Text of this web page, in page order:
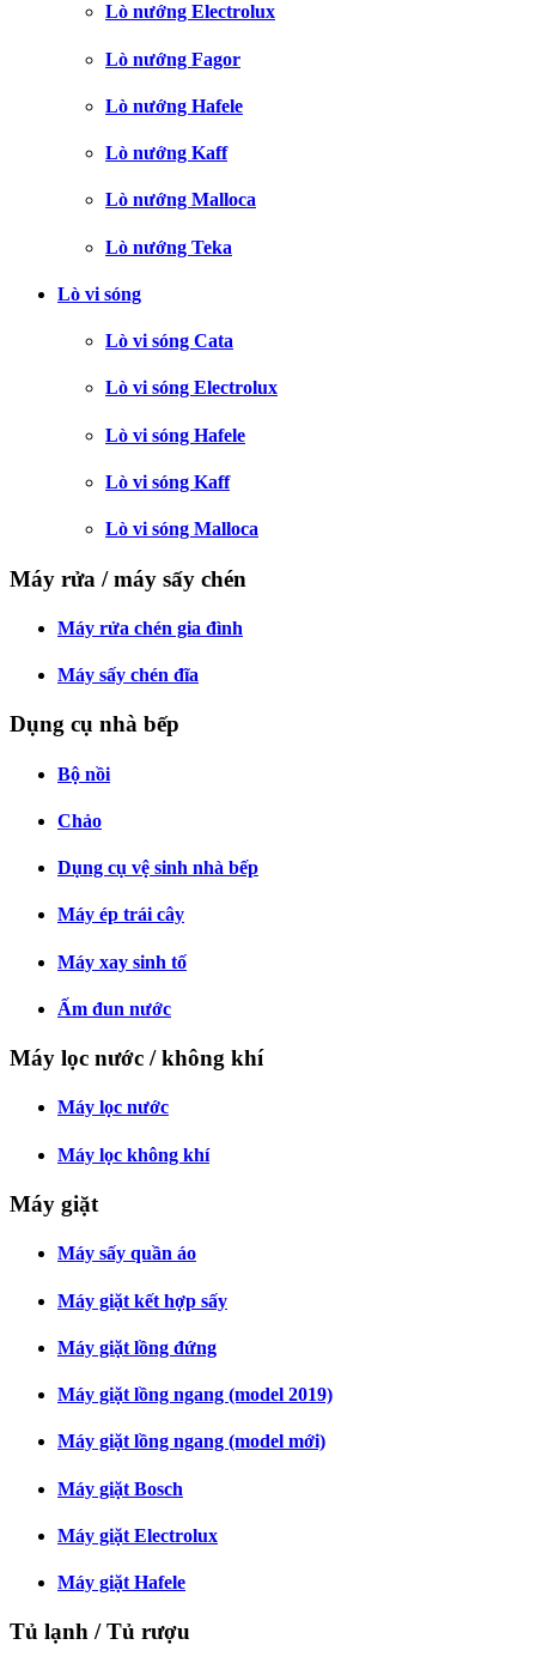
Lò nướng Electrolux
Lò nướng Fagor
Lò nướng Hafele
Lò nướng Kaff
Lò nướng Malloca
Lò nướng Teka
Lò vi sóng
Lò vi sóng Cata
Lò vi sóng Electrolux
Lò vi sóng Hafele
Lò vi sóng Kaff
Lò vi sóng Malloca
Máy rửa / máy sấy chén
Máy rửa chén gia đình
Máy sấy chén đĩa
Dụng cụ nhà bếp
Bộ nồi
Chảo
Dụng cụ vệ sinh nhà bếp
Máy ép trái cây
Máy xay sinh tố
Ấm đun nước
Máy lọc nước / không khí
Máy lọc nước
Máy lọc không khí
Máy giặt
Máy sấy quần áo
Máy giặt kết hợp sấy
Máy giặt lồng đứng
Máy giặt lồng ngang (model 2019)
Máy giặt lồng ngang (model mới)
Máy giặt Bosch
Máy giặt Electrolux
Máy giặt Hafele
Tủ lạnh / Tủ rượu